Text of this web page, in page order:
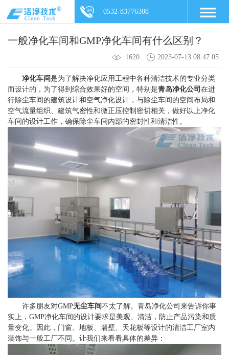
0532-83776308
一般净化车间和GMP净化车间有什么区别？
1620 2023-07-13 08:47:05
净化车间是为了解决净化应用工程中各种清洁技术的专业分类
而设计的，为了得到综合效果好的空间，特别是青岛净化公司 在进
行除尘车间的建筑设计和空气净化设计，与除尘车间的空间布局和
空气流量组织、建筑气密性和微正压控制密切相关，做好以上净化
车间的设计工作，确保除尘车间内部的密封性和清洁性。
许多朋友对GMP无尘车间不太了解。青岛净化公司来告诉你事
实上，GMP净化车间的设计要求是美观、清洁，防止产品污染和质
量变化。因此，门窗、地板、墙壁、天花板等设计的清洁工厂室内
装饰与一般工厂不同。让我们来看看具体的差异：